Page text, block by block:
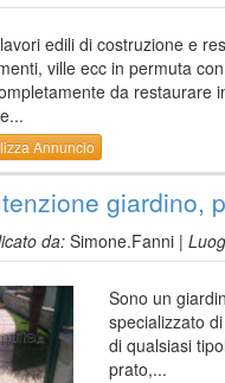
edili di costruzione e
ville ecc in permuta
da restaurare
Annuncio
giardino,
da: Simone.Fanni |
Sono un
specializzato
di qualsiasi
prato,...